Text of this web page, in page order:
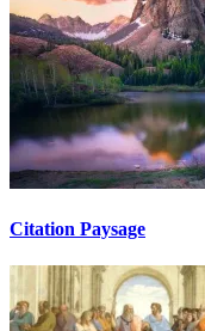
Citation Paysage